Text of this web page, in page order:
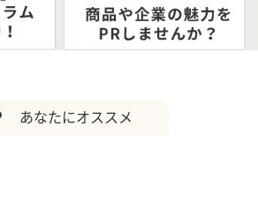
あなたにオススメ